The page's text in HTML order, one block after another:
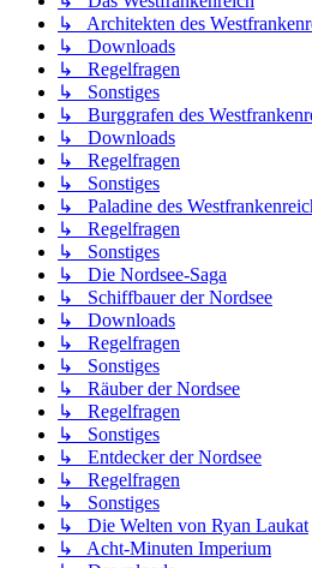
↳ Architekten des
↳ Downloads
↳ Regelfragen
↳ Sonstiges
↳ Burggrafen des
↳ Downloads
↳ Regelfragen
↳ Sonstiges
↳ Paladine des
↳ Regelfragen
↳ Sonstiges
↳ Die Nordsee-Saga
↳ Schiffbauer der Nordsee
↳ Downloads
↳ Regelfragen
↳ Sonstiges
↳ Räuber der Nordsee
↳ Regelfragen
↳ Sonstiges
↳ Entdecker der Nordsee
↳ Regelfragen
↳ Sonstiges
↳ Die Welten von Ryan Laukat
↳ Acht-Minuten Imperium